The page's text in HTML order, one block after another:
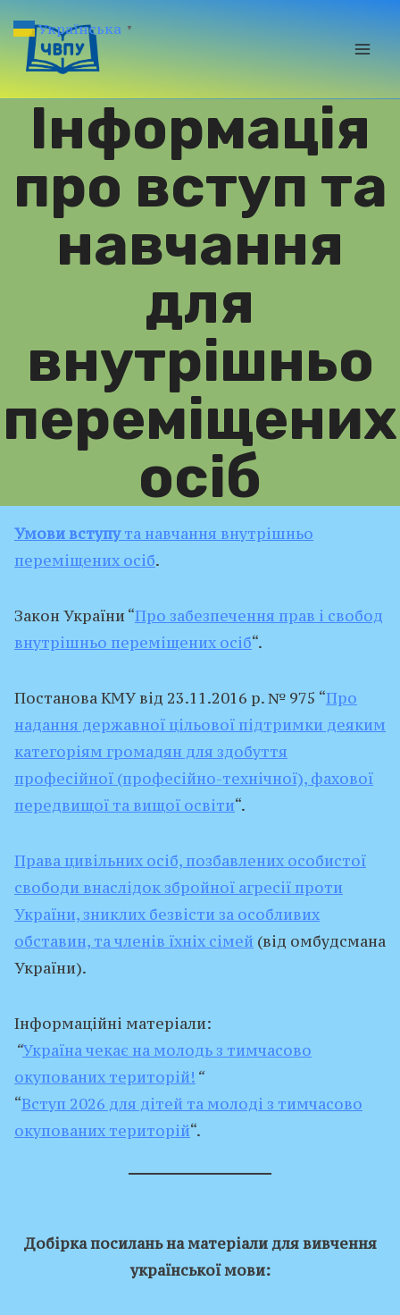
до
вмісту
Інформація
про вступ та
навчання
для
внутрішньо
переміщених
осіб
Умови вступута навчання внутрішньо
переміщених осіб.
Закон України “Про забезпечення прав і свобод
внутрішньо переміщених осіб“.
Постанова КМУ від 23.11.2016 р. № 975 “Про
надання державної цільової підтримки деяким
категоріям громадян для здобуття
професійної (професійно-технічної), фахової
передвищої та вищої освіти“.
Права цивільних осіб, позбавлених особистої
свободи внаслідок збройної агресії проти
України, зниклих безвісти за особливих
обставин, та членів їхніх сімей (від омбудсмана
України).
Інформаційні матеріали:
“Україна чекає на молодь з тимчасово
окупованих територій! “
“Вступ 2026 для дітей та молоді з тимчасово
окупованих територій“.
Добірка посилань на матеріали для вивчення
української мови:
Українська ▼